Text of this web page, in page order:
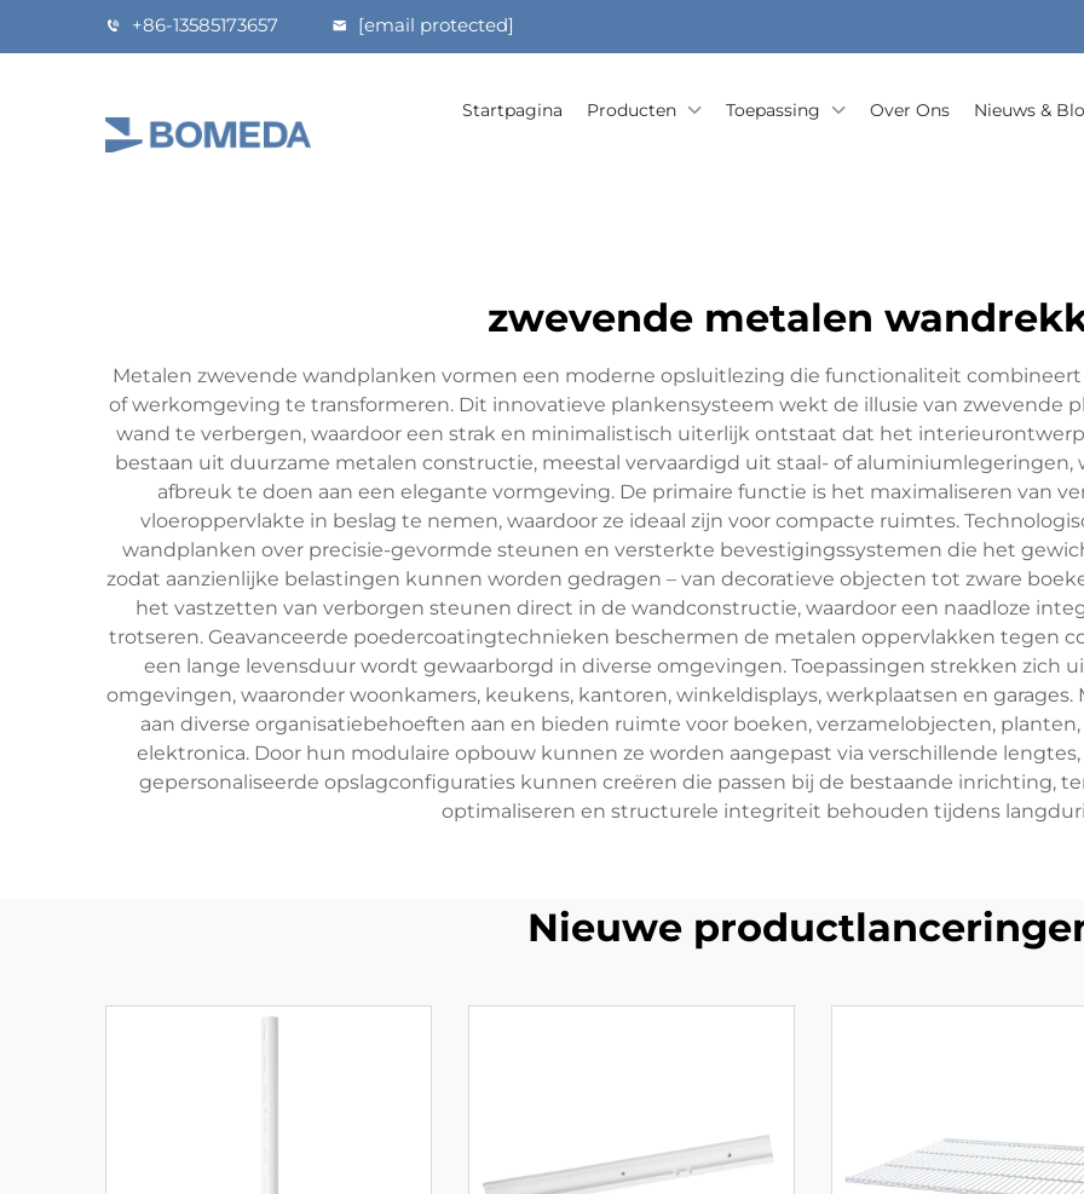
+86-13585173657 [email protected]
Startpagina Producten Toepassing Over Ons Nieuws &
zwevende metalen
Metalen zwevende wandplanken vormen een moderne opsluitlezing die functionaliteit
of werkomgeving te transformeren. Dit innovatieve plankensysteem wekt de illusie van zwevende
wand te verbergen, waardoor een strak en minimalistisch uiterlijk ontstaat dat het
bestaan uit duurzame metalen constructie, meestal vervaardigd uit staal- of
afbreuk te doen aan een elegante vormgeving. De primaire functie is het maximaliseren van
vloeroppervlakte in beslag te nemen, waardoor ze ideaal zijn voor compacte ruimtes.
wandplanken over precisie-gevormde steunen en versterkte bevestigingssystemen die het
zodat aanzienlijke belastingen kunnen worden gedragen – van decoratieve objecten tot zware
het vastzetten van verborgen steunen direct in de wandconstructie, waardoor een naadloze
trotseren. Geavanceerde poedercoatingtechnieken beschermen de metalen oppervlakken tegen
een lange levensduur wordt gewaarborgd in diverse omgevingen. Toepassingen strekken zich
omgevingen, waaronder woonkamers, keukens, kantoren, winkeldisplays, werkplaatsen en
aan diverse organisatiebehoeften aan en bieden ruimte voor boeken, verzamelobjecten,
elektronica. Door hun modulaire opbouw kunnen ze worden aangepast via verschillende
gepersonaliseerde opslagconfiguraties kunnen creëren die passen bij de bestaande inrichting,
optimaliseren en structurele integriteit behouden tijdens
Nieuwe